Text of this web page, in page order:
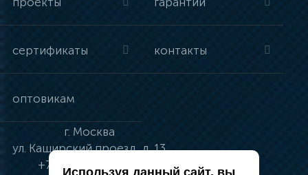
сертификаты контакты
оптовикам
г. Москва
ул. Каширский проезд, д. 13
+7 (495) 134-41-83
Используя данный сайт, вы